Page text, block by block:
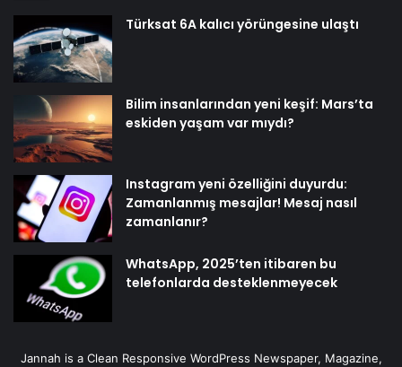
Türksat 6A kalıcı yörüngesine ulaştı
Bilim insanlarından yeni keşif: Mars’ta
eskiden yaşam var mıydı?
Instagram yeni özelliğini duyurdu:
Zamanlanmış mesajlar! Mesaj nasıl
zamanlanır?
WhatsApp, 2025’ten itibaren bu
telefonlarda desteklenmeyecek
Jannah is a Clean Responsive WordPress Newspaper, Magazine,